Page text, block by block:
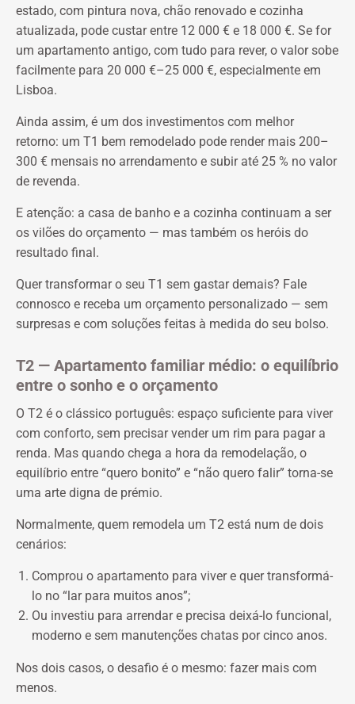
estado, com pintura nova, chão renovado e cozinha
atualizada, pode custar entre 12 000 € e 18 000 €. Se for
um apartamento antigo, com tudo para rever, o valor sobe
facilmente para 20 000 €–25 000 €, especialmente em
Lisboa.
Ainda assim, é um dos investimentos com melhor
retorno: um T1 bem remodelado pode render mais 200–
300 € mensais no arrendamento e subir até 25 % no valor
de revenda.
E atenção: a casa de banho e a cozinha continuam a ser
os vilões do orçamento — mas também os heróis do
resultado final.
Quer transformar o seu T1 sem gastar demais? Fale
connosco e receba um orçamento personalizado — sem
surpresas e com soluções feitas à medida do seu bolso.
T2 — Apartamento familiar médio: o equilíbrio
entre o sonho e o orçamento
O T2 é o clássico português: espaço suficiente para viver
com conforto, sem precisar vender um rim para pagar a
renda. Mas quando chega a hora da remodelação, o
equilíbrio entre “quero bonito” e “não quero falir” torna-se
uma arte digna de prémio.
Normalmente, quem remodela um T2 está num de dois
cenários:
Comprou o apartamento para viver e quer transformá-
lo no “lar para muitos anos”;
Ou investiu para arrendar e precisa deixá-lo funcional,
moderno e sem manutenções chatas por cinco anos.
Nos dois casos, o desafio é o mesmo: fazer mais com
menos.